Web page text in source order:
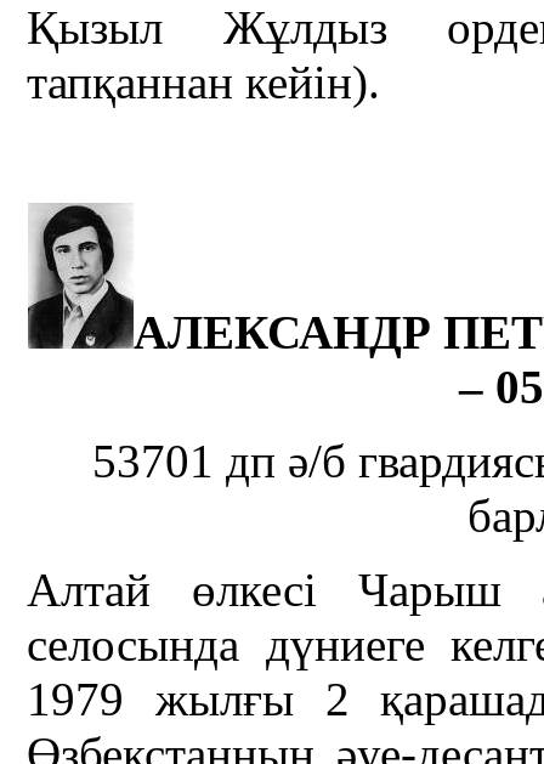
Қызыл Жұлдыз
тапқаннан кейін).
АЛЕКСАНДР
–
53701 дп ә/б
Алтай өлкесі Чарыш
селосында дүниеге
1979 жылғы 2